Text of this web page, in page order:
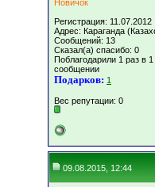
Новичок
Регистрация: 11.07.2012
Адрес: Караганда
Сообщений: 13
Сказал(а) спасибо: 0
Поблагодарили 1 раз в 1
сообщении
Подарков: 1
Вес репутации: 0
09.08.2015, 12:44